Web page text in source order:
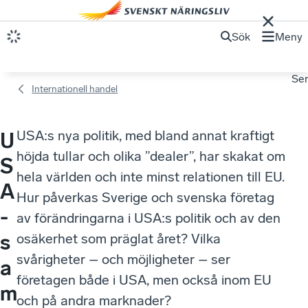
Sök Meny
Internationell handel
U
S
A
-
s
a
m
USA:s nya politik, med bland annat kraftigt
höjda tullar och olika ”dealer”, har skakat om
hela världen och inte minst relationen till EU.
Hur påverkas Sverige och svenska företag
av förändringarna i USA:s politik och av den
osäkerhet som präglat året? Vilka
svårigheter – och möjligheter – ser
företagen både i USA, men också inom EU
och på andra marknader?